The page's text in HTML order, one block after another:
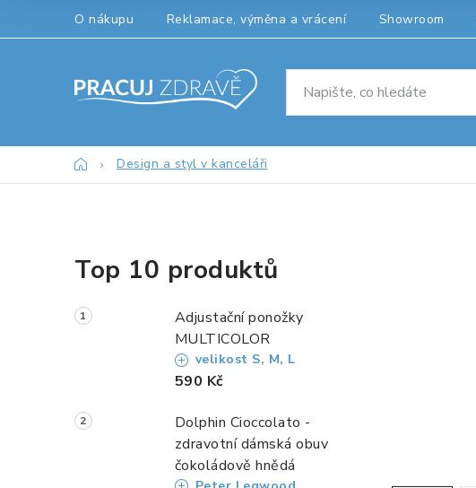
O nákupu Reklamace, výměna a vrácení Showroom
DomůDesign a styl v kanceláři
o
s
a
Top 10 produktů
Adjustační ponožky
MULTICOLOR
velikost S, M, L
590 Kč
Dolphin Cioccolato -
zdravotní dámská obuv
čokoládově hnědá